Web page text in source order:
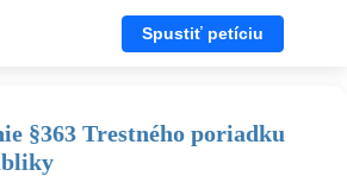
Spustiť petíciu
§363 Trestného poriadku